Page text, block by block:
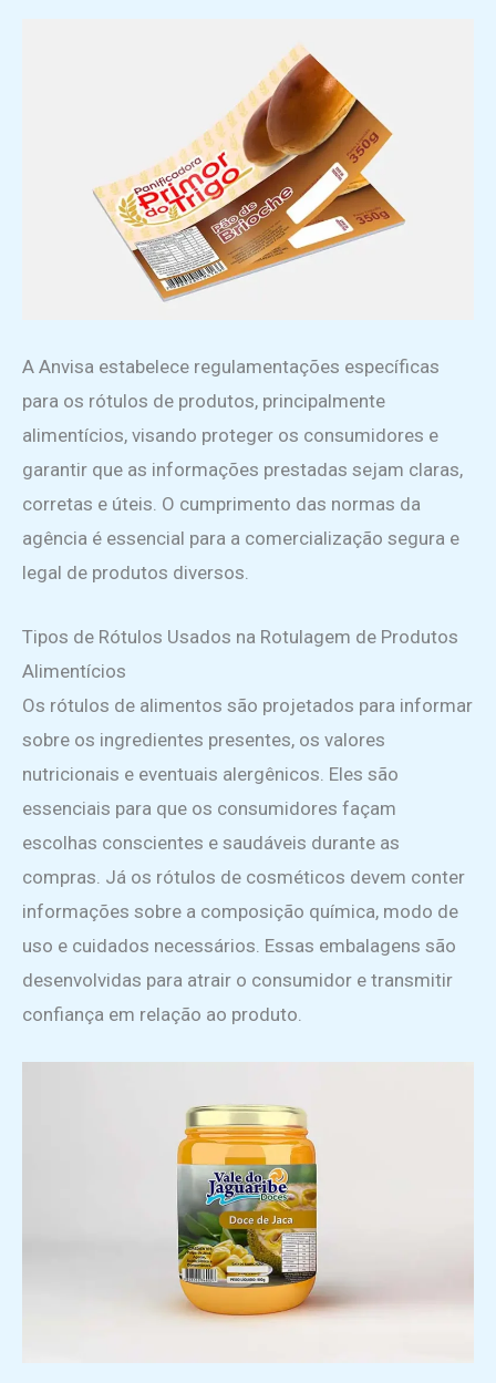
A Anvisa estabelece regulamentações específicas
para os rótulos de produtos, principalmente
alimentícios, visando proteger os consumidores e
garantir que as informações prestadas sejam claras,
corretas e úteis. O cumprimento das normas da
agência é essencial para a comercialização segura e
legal de produtos diversos.
Tipos de Rótulos Usados na Rotulagem de Produtos
Alimentícios
Os rótulos de alimentos são projetados para informar
sobre os ingredientes presentes, os valores
nutricionais e eventuais alergênicos. Eles são
essenciais para que os consumidores façam
escolhas conscientes e saudáveis durante as
compras. Já os rótulos de cosméticos devem conter
informações sobre a composição química, modo de
uso e cuidados necessários. Essas embalagens são
desenvolvidas para atrair o consumidor e transmitir
confiança em relação ao produto.